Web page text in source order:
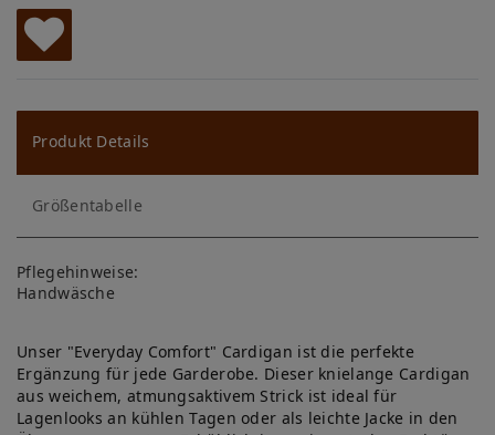
W
u
ns
ch
lis
te
Produkt Details
Größentabelle
Pflegehinweise:
Handwäsche
Unser "Everyday Comfort" Cardigan ist die perfekte
Ergänzung für jede Garderobe. Dieser knielange Cardigan
aus weichem, atmungsaktivem Strick ist ideal für
Lagenlooks an kühlen Tagen oder als leichte Jacke in den